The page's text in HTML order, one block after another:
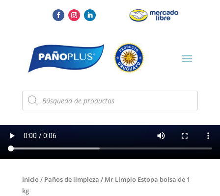
Búsqueda
de
productos
Inicio/ Paños de limpieza / Mr Limpio Estopa bolsa de 1
kg